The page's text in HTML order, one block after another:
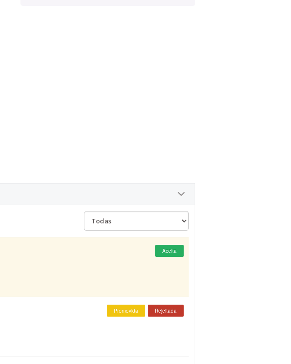
Aceita
Promovida Rejeitada